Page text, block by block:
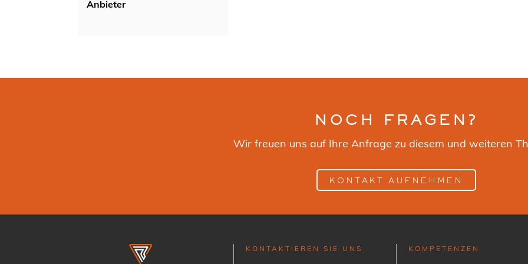
Anbieter
NOCH FRAGEN?
Wir freuen uns auf Ihre Anfrage zu diesem und weiteren
KONTAKT AUFNEHMEN
KONTAKTIEREN SIE UNS KOMPETENZEN